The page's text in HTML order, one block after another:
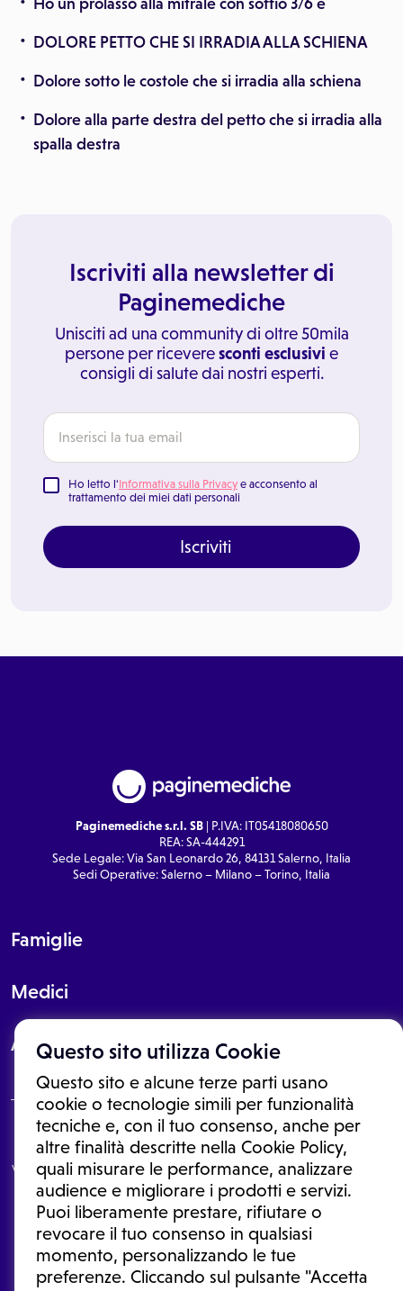
Questo sito utilizza Cookie
Questo sito e alcune terze parti usano
cookie o tecnologie simili per funzionalità
tecniche e, con il tuo consenso, anche per
altre finalità descritte nella Cookie Policy,
quali misurare le performance, analizzare
audience e migliorare i prodotti e servizi.
Puoi liberamente prestare, rifiutare o
revocare il tuo consenso in qualsiasi
momento, personalizzando le tue
preferenze. Cliccando sul pulsante "Accetta
Ho un prolasso alla mitrale con soffio 3/6 e
DOLORE PETTO CHE SI IRRADIA ALLA SCHIENA
Dolore sotto le costole che si irradia alla schiena
Dolore alla parte destra del petto che si irradia alla
spalla destra
Iscriviti alla newsletter di
Paginemediche
Unisciti ad una community di oltre 50mila
persone per riceveresconti esclusivi e
consigli di salute dai nostri esperti.
Ho letto l'Informativa sulla Privacy e acconsento al
trattamento dei miei dati personali
Iscriviti
Paginemediche s.r.l. SB| P.IVA: IT05418080650
REA: SA-444291
Sede Legale: Via San Leonardo 26, 84131 Salerno, Italia
Sedi Operative: Salerno – Milano – Torino, Italia
Famiglie
Medici
About
Le informazioni proposte in questo sito non sono un consulto medico.
In nessun caso, queste informazioni sostituiscono un consulto, una
visita o una diagnosi formulata dal medico. Non si devono considerare
le informazioni disponibili come suggerimenti per la formulazione di
una diagnosi, la determinazione di un trattamento o l'assunzione o
sospensione di un farmaco senza prima consultare un medico di
medicina generale o uno specialista.
Condizioni di utilizzo|Privacy Policy |Gestione cookie
Ⓒ 2026 | Tutti i diritti riservati.